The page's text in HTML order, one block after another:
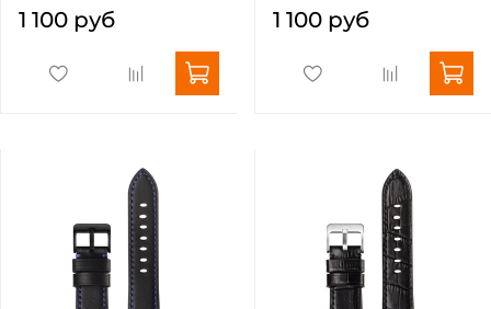
1 100 руб 1 100 руб